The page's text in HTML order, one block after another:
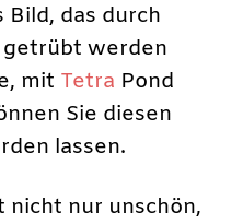
Bild, das durch
werden
mit Tetra Pond
Sie diesen
lassen.
nicht nur unschön,